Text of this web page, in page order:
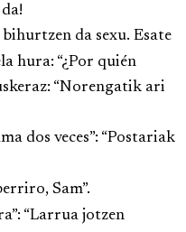
da sexu. Esate
hura: “¿Por quién
“Norengatik ari
dos veces”: “Postariak
Sam”.
“Larrua jotzen